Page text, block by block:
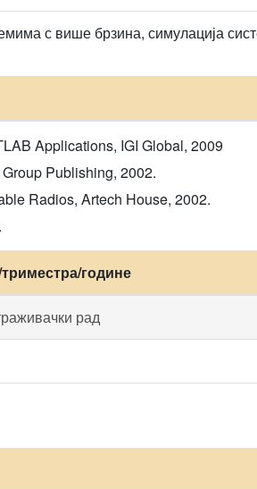
с више брзина, симулација
Applications, IGI Global, 2009
Publishing, 2002.
Radios, Artech House, 2002.
године
рад